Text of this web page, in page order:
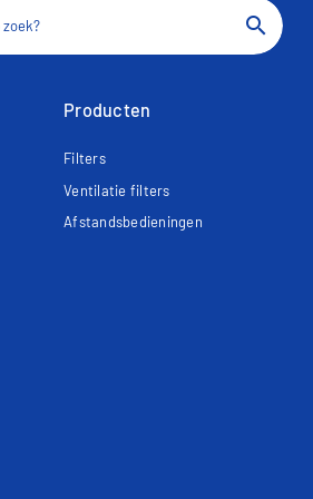
search
Producten
Filters
Ventilatie filters
Afstandsbedieningen